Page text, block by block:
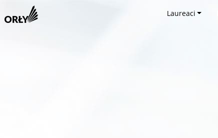
Laureaci